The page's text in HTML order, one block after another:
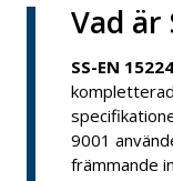
Vad är
SS-EN 15224
9001
främmande